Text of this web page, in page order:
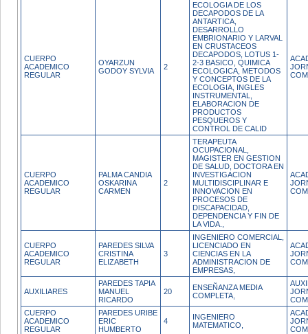
CUERPO
ACADEMICO
REGULAR
OYARZUN
GODOY SYLVIA
2
ECOLOGIA DE LOS
DECAPODOS DE LA
ANTARTICA,
DESARROLLO
EMBRIONARIO Y LARVAL
EN CRUSTACEOS
DECAPODOS, LOTUS 1-
2-3 BASICO, QUIMICA
ECOLOGICA, METODOS
Y CONCEPTOS DE LA
ECOLOGIA, INGLES
INSTRUMENTAL,
ELABORACION DE
PRODUCTOS
PESQUEROS Y
CONTROL DE CALID
CUERPO
ACADEMICO
REGULAR
PALMA CANDIA
OSKARINA
CARMEN
2
TERAPEUTA
OCUPACIONAL,
MAGISTER EN GESTION
DE SALUD, DOCTORA EN
INVESTIGACION
MULTIDISCIPLINAR E
INNOVACION EN
PROCESOS DE
DISCAPACIDAD,
DEPENDENCIA Y FIN DE
LA VIDA.,
CUERPO
ACADEMICO
REGULAR
PAREDES SILVA
CRISTINA
ELIZABETH
3
INGENIERO COMERCIAL,
LICENCIADO EN
CIENCIAS EN LA
ADMINISTRACION DE
EMPRESAS,
AUXILIARES
PAREDES TAPIA
MANUEL
RICARDO
20
ENSEÑANZA MEDIA
COMPLETA,
CUERPO
ACADEMICO
REGULAR
PAREDES URIBE
ERIC
HUMBERTO
4
INGENIERO
MATEMATICO,